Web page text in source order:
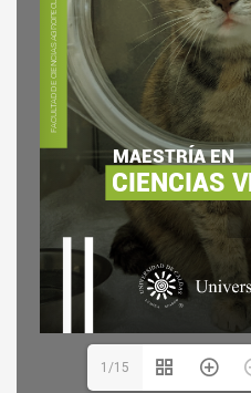
1/15